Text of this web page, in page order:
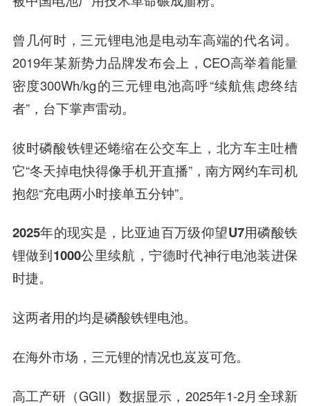
曾几何时，三元锂电池是电动车高端的代名词。
2019年某新势力品牌发布会上，CEO高举着能量
密度300Wh/kg的三元锂电池高呼“续航焦虑终结
者”，台下掌声雷动。
彼时磷酸铁锂还蜷缩在公交车上，北方车主吐槽
它“冬天掉电快得像手机开直播”，南方网约车司机
抱怨“充电两小时接单五分钟”。
2025年的现实是 ， 比亚迪百万级仰望U7用磷酸铁
锂做到1000公里续航，宁德时代神行电池装进保
时捷。
这两者用的均是磷酸铁锂电池。
在海外市场，三元锂的情况也岌岌可危。
高工产研（GGII）数据显示，2025年1-2月全球新